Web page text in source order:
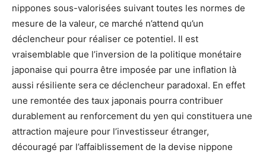
nippones sous-valorisées suivant toutes les normes de
mesure de la valeur, ce marché n’attend qu’un
déclencheur pour réaliser ce potentiel. Il est
vraisemblable que l’inversion de la politique monétaire
japonaise qui pourra être imposée par une inflation là
aussi résiliente sera ce déclencheur paradoxal. En effet
une remontée des taux japonais pourra contribuer
durablement au renforcement du yen qui constituera une
attraction majeure pour l’investisseur étranger,
découragé par l’affaiblissement de la devise nippone